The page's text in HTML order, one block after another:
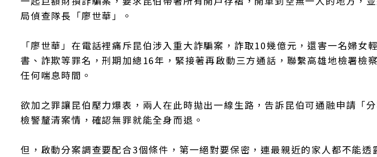
局偵查隊長「廖世華」。
「廖世華」在電話裡痛斥昆伯涉入重大詐騙案，詐取10幾億元，還害一名婦女
書、詐欺等罪名，刑期加總16年，緊接著再啟動三方通話，聯繫高雄地檢署檢
任何喘息時間。
欲加之罪讓昆伯壓力爆表，兩人在此時拋出一線生路，告訴昆伯可通融申請「
檢警釐清案情，確認無罪就能全身而退。
但，啟動分案調查要配合3個條件，第一絕對要保密，連最親近的家人都不能透